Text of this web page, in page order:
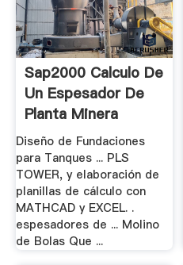
Sap2000 Calculo De
Un Espesador De
Planta Minera
Diseño de Fundaciones
para Tanques ... PLS
TOWER, y elaboración de
planillas de cálculo con
MATHCAD y EXCEL. .
espesadores de ... Molino
de Bolas Que ...